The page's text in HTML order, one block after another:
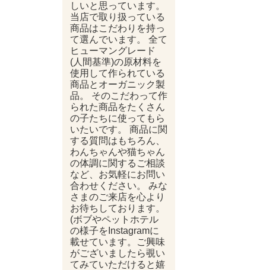
しいと思っています。
当店で取り扱っている
商品はこだわりを持っ
て選んでいます。 全て
ヒューマングレード
(人間基準)の原材料を
使用して作られている
商品とオーガニック製
品。 そのこだわって作
られた商品をたくさん
の子たちに使ってもら
いたいです。 商品に関
する質問はもちろん、
わんちゃんや猫ちゃん
の体調に関するご相談
など、お気軽にお問い
合わせください。 みな
さまのご来店を心より
お待ちしております。
(ボブやペットホテル
の様子をInstagramに
載せています。ご興味
がございましたら覗い
てみていただけると嬉